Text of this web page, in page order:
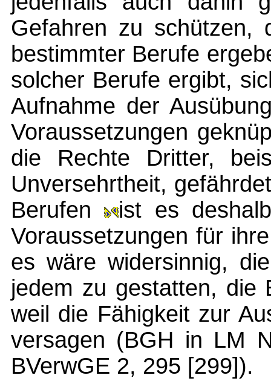
Gefahren zu schützen,
bestimmter Berufe
solcher Berufe ergibt,
Aufnahme der
Voraussetzungen
die Rechte Dritter,
Unversehrtheit,
Berufen
ist es
Voraussetzungen für
es wäre widersinnig,
jedem zu gestatten, die
weil die Fähigkeit zur
versagen (BGH in LM
BVerwGE 2, 295 [299]).